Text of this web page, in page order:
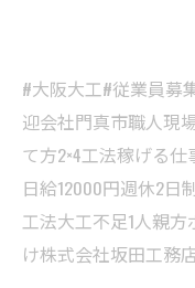
#大阪大工#従業員募
迎会社門真市職人現
て方2×4工法稼げる
日給12000円週休2日
工法大工不足1人親
け株式会社坂田工務